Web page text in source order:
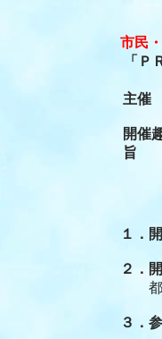
市民
「Ｐ
主催
開催
旨
１．
２．
都営
３．